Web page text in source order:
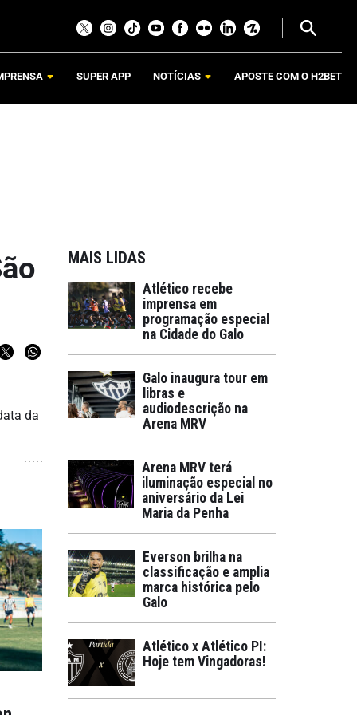
SUPER APP NOTÍCIAS APOSTE COM O H2BET
da
MAIS LIDAS
Atlético recebe
imprensa em
programação especial
na Cidade do Galo
Galo inaugura tour em
libras e
audiodescrição na
Arena MRV
Arena MRV terá
iluminação especial no
aniversário da Lei
Maria da Penha
Everson brilha na
classificação e amplia
marca histórica pelo
Galo
Atlético x Atlético PI:
Hoje tem Vingadoras!